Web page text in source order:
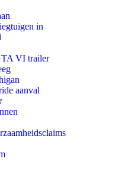
in
VI trailer
aanval